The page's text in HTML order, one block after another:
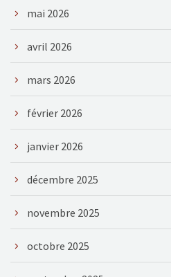
mai 2026
avril 2026
mars 2026
février 2026
janvier 2026
décembre 2025
novembre 2025
octobre 2025